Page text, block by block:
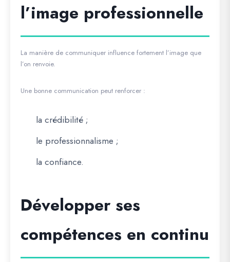
l’image professionnelle
La manière de communiquer influence fortement l’image que
l’on renvoie.
Une bonne communication peut renforcer :
la crédibilité ;
le professionnalisme ;
la confiance.
Développer ses
compétences en continu